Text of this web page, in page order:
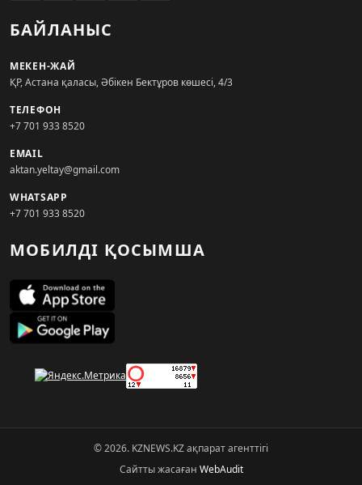
БАЙЛАНЫС
МЕКЕН-ЖАЙ
ҚР, Астана қаласы, Әбікен Бектұров көшесі, 4/3
ТЕЛЕФОН
+7 701 933 8520
EMAIL
aktan.yeltay@gmail.com
WHATSAPP
+7 701 933 8520
МОБИЛДІ ҚОСЫМША
© 2026. KZNEWS.KZ ақпарат агенттігі
Сайтты жасаған WebAudit